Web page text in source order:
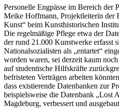
Personelle Engpässe im Bereich der
Meike Hoffmann, Projektleiterin der
Kunst“ beim Kunsthistorischen
Die regelmäßige Pflege etwa der
der rund 21.000 Kunstwerke erfasst
Nationalsozialisten als „entartet“
worden waren, sei derzeit kaum
auf studentische Hilfskräfte
befristeten Verträgen arbeiten
dass existierende Datenbanken zur
beispielsweise die Datenbank „Lost
Magdeburg, verbessert und